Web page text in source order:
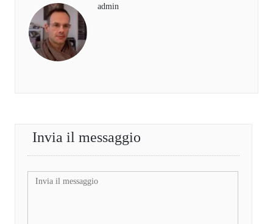
admin
Invia il messaggio